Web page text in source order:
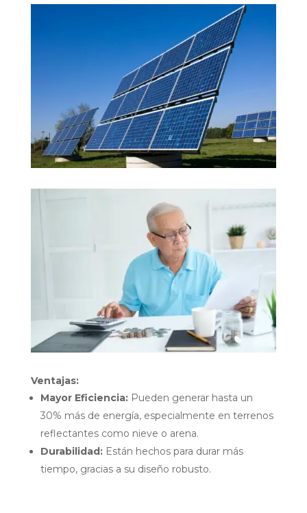
Ventajas:
Mayor Eficiencia:Pueden generar hasta un
30% más de energía, especialmente en terrenos
reflectantes como nieve o arena.
Durabilidad:Están hechos para durar más
tiempo, gracias a su diseño robusto.